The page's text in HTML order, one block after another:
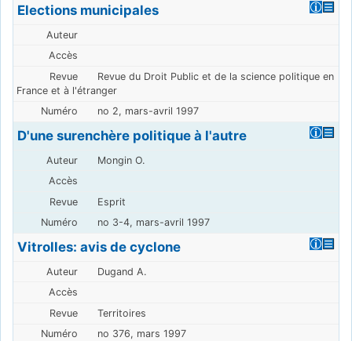
Elections municipales
Revue du Droit Public et de la science politique en
France et à l'étranger
no 2, mars-avril 1997
D'une surenchère politique à l'autre
Mongin O.
Esprit
no 3-4, mars-avril 1997
Vitrolles: avis de cyclone
Dugand A.
Territoires
no 376, mars 1997